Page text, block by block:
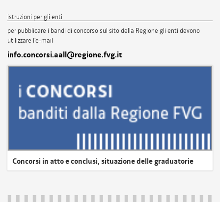
istruzioni per gli enti
per pubblicare i bandi di concorso sul sito della Regione gli enti devono
utilizzare l'e-mail
info.concorsi.aall@regione.fvg.it
Concorsi in atto e conclusi, situazione delle graduatorie